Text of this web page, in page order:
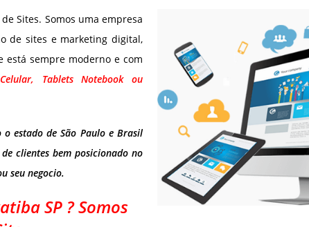
Sites. Somos uma empresa
de sites e marketing digital,
está sempre moderno e com
Tablets Notebook ou
estado de São Paulo e Brasil
clientes bem posicionado no
seu negocio.
SP ? Somos